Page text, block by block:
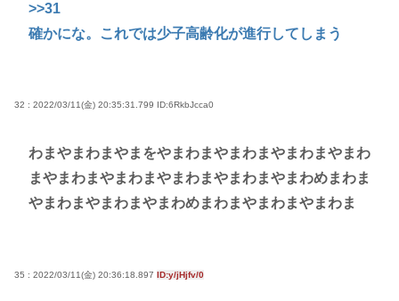
>>31
確かにな。これでは少子高齢化が進行してしまう
32 : 2022/03/11(金) 20:35:31.799 ID:6RkbJcca0
わまやまわまやまをやまわまやまわまやまわまやまわ
まやまわまやまわまやまわまやまわまやまわめまわま
やまわまやまわまやまわめまわまやまわまやまわま
35 : 2022/03/11(金) 20:36:18.897 ID:y/jHjfv/0